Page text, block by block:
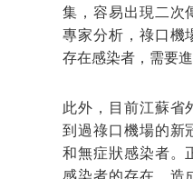
集，容易出現二次
專家分析，祿口機
存在感染者，需要
此外，目前江蘇省
到過祿口機場的新
和無症狀感染者。